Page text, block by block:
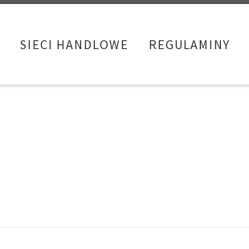
SIECI HANDLOWE REGULAMINY